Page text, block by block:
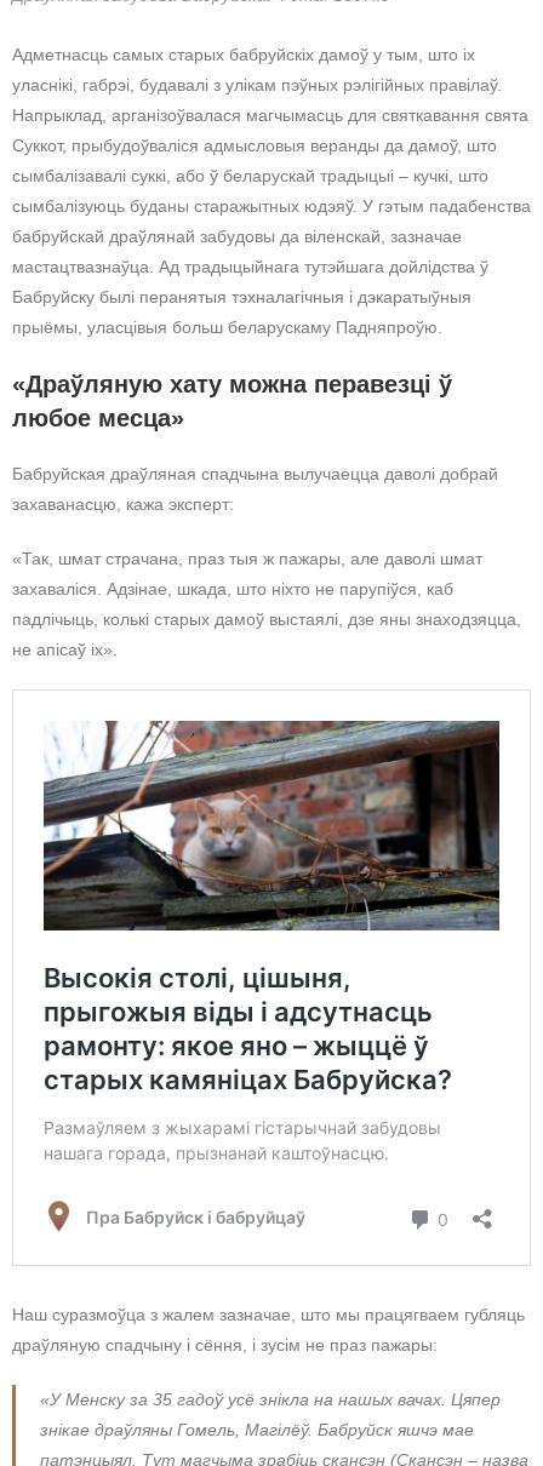
Адметнасць самых старых бабруйскіх дамоў у тым, што іх
уласнікі, габрэі, будавалі з улікам пэўных рэлігійных правілаў.
Напрыклад, арганізоўвалася магчымасць для святкавання свята
Суккот, прыбудоўваліся адмысловыя веранды да дамоў, што
сымбалізавалі суккі, або ў беларускай традыцыі – кучкі, што
сымбалізуюць буданы старажытных юдэяў. У гэтым падабенства
бабруйскай драўлянай забудовы да віленскай, зазначае
мастацтвазнаўца. Ад традыцыйнага тутэйшага дойлідства ў
Бабруйску былі перанятыя тэхналагічныя і дэкаратыўныя
прыёмы, уласцівыя больш беларускаму Падняпроўю.
«Драўляную хату можна перавезці ў
любое месца»
Бабруйская драўляная спадчына вылучаецца даволі добрай
захаванасцю, кажа эксперт:
«Так, шмат страчана, праз тыя ж пажары, але даволі шмат
захаваліся. Адзінае, шкада, што ніхто не парупіўся, каб
падлічыць, колькі старых дамоў выстаялі, дзе яны знаходзяцца,
не апісаў іх».
Наш суразмоўца з жалем зазначае, што мы працягваем губляць
драўляную спадчыну і сёння, і зусім не праз пажары:
«У Менску за 35 гадоў усё знікла на нашых вачах. Цяпер
знікае драўляны Гомель, Магілёў. Бабруйск яшчэ мае
патэнцыял. Тут магчыма зрабіць скансэн (Скансэн – назва